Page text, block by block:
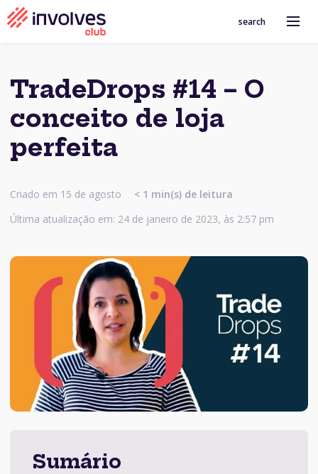
search
TradeDrops #14 – O
conceito de loja
perfeita
Criado em 15 de agosto < 1 min(s) de leitura
Última atualização em: 24 de janeiro de 2023, às 2:57 pm
Sumário